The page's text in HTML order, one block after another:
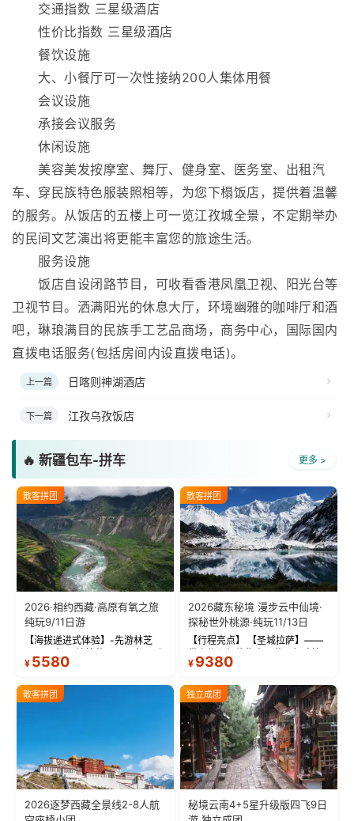
交通指数 三星级酒店
性价比指数 三星级酒店
餐饮设施
大、小餐厅可一次性接纳200人集体用餐
会议设施
承接会议服务
休闲设施
美容美发按摩室、舞厅、健身室、医务室、出租汽
车、穿民族特色服装照相等，为您下榻饭店，提供着温馨
的服务。从饭店的五楼上可一览江孜城全景，不定期举办
的民间文艺演出将更能丰富您的旅途生活。
服务设施
饭店自设闭路节目，可收看香港凤凰卫视、阳光台等
卫视节目。洒满阳光的休息大厅，环境幽雅的咖啡厅和酒
吧，琳琅满目的民族手工艺品商场，商务中心，国际国内
直拨电话服务(包括房间内设直拨电话)。
上一篇 日喀则神湖酒店
下一篇 江孜乌孜饭店
🔥 新疆包车-拼车 更多 >
散客拼团
2026·相约西藏·高原有氧之旅
纯玩9/11日游
【海拔递进式体验】-先游林芝
(2900米)再访拉萨(3650米)，亲
测 99%游客零高反 。 【贴心保
反根本不是事儿 ！ 【无人机航
拍】-雪山/圣湖/...
¥ 5580
散客拼团
2026藏东秘境 漫步云中仙境·
探秘世外桃源·纯玩11/13日
【行程亮点】 【圣城拉萨】——
带上信心与信仰去西藏，行吟拉
萨，感受这座城与生俱来的与众
城堡寺院于一体的宏伟建筑，是
西藏最完整的古代...
¥ 9380
散客拼团
2026逐梦西藏全景线2-8人航
独立成团
秘境云南4+5星升级版四飞9日